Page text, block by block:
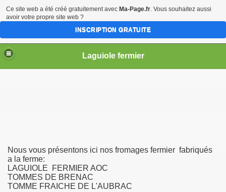
Laguiole fermier
Nous vous présentons ici nos fromages fermier fabriqués
a la ferme:
LAGUIOLE FERMIER AOC
TOMMES DE BRENAC
TOMME FRAICHE DE L'AUBRAC
DE BRENAC
L'AOP(aoc)
Ce site web a été créé gratuitement avec Ma-Page.fr. Vous souhaitez aussi
avoir votre propre site web ?
INSCRIPTION GRATUITE